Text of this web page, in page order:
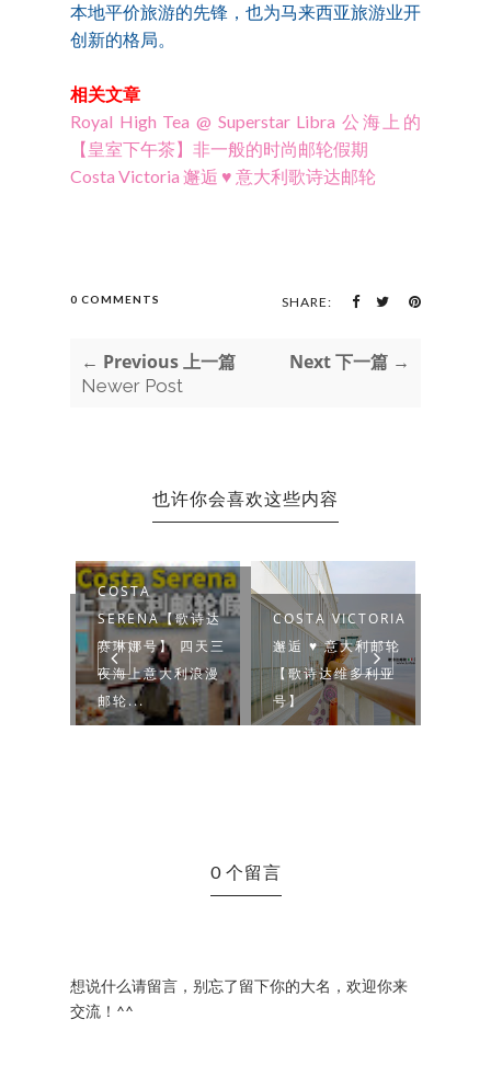
本地平价旅游的先锋，也为马来西亚旅游业开
创新的格局。
相关文章
Royal High Tea @ Superstar Libra 公海上的
【皇室下午茶】非一般的时尚邮轮假期
Costa Victoria 邂逅 ♥ 意大利歌诗达邮轮
0 COMMENTS SHARE:
← Previous 上一篇
Newer Post
Next 下一篇 →
也许你会喜欢这些内容
COSTA
SERENA【歌诗达
赛琳娜号】 四天三
夜海上意大利浪漫
邮轮...
COSTA VICTORIA
邂逅 ♥ 意大利邮轮
【歌诗达维多利亚
号】
0 个留言
想说什么请留言，别忘了留下你的大名，欢迎你来
交流！^^